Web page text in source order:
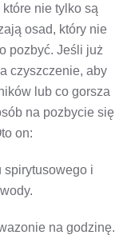
nie tylko są
osad, który nie
pozbyć. Jeśli już
czyszczenie, aby
lub co gorsza
na pozbycie się
on:
spirytusowego i
na godzinę.